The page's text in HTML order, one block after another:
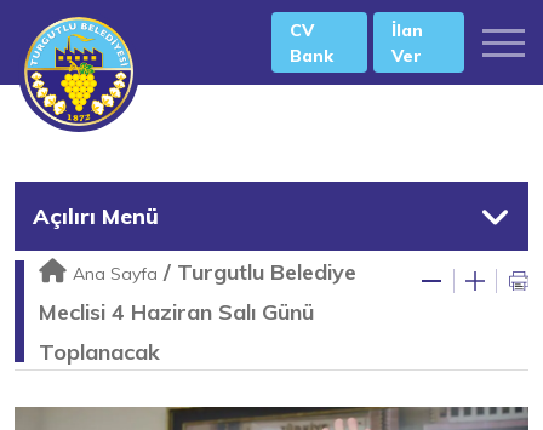
CV
Bank
İlan
Ver
Açılırı Menü
Ana Sayfa / Turgutlu Belediye
Meclisi 4 Haziran Salı Günü
Toplanacak